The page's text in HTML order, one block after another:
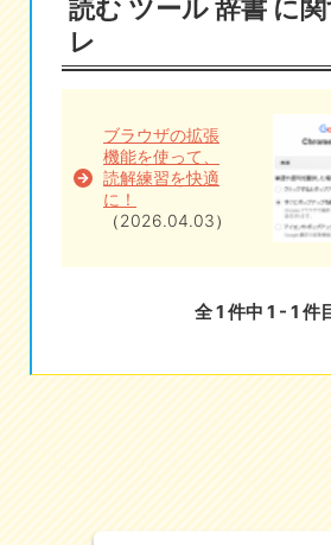
iOSアプリ検索
eなコレ
読む ツール 辞書 に
レ
ブラウザの拡張
機能を使って、
読解練習を快適
に！
（2026.04.03）
全 1 件中 1 - 1 件